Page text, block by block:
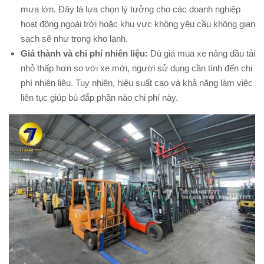
mưa lớn. Đây là lựa chọn lý tưởng cho các doanh nghiệp
hoạt động ngoài trời hoặc khu vực không yêu cầu không gian
sạch sẽ như trong kho lạnh.
Giá thành và chi phí nhiên liệu: Dù giá mua xe nâng dầu tải
nhỏ thấp hơn so với xe mới, người sử dụng cần tính đến chi
phí nhiên liệu. Tuy nhiên, hiệu suất cao và khả năng làm việc
liên tục giúp bù đắp phần nào chi phí này.